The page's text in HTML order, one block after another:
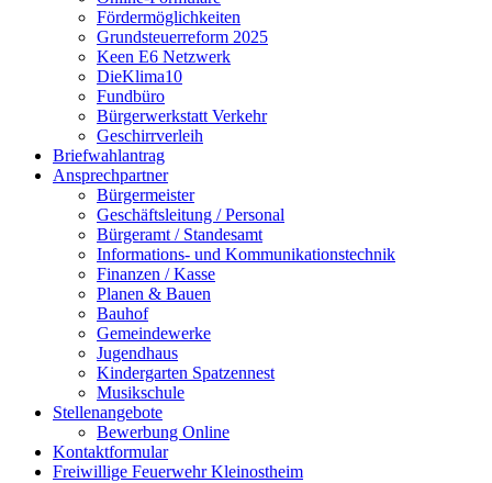
Fördermöglichkeiten
Grundsteuerreform 2025
Keen E6 Netzwerk
DieKlima10
Fundbüro
Bürgerwerkstatt Verkehr
Geschirrverleih
Briefwahlantrag
Ansprechpartner
Bürgermeister
Geschäftsleitung / Personal
Bürgeramt / Standesamt
Informations- und Kommunikationstechnik
Finanzen / Kasse
Planen & Bauen
Bauhof
Gemeindewerke
Jugendhaus
Kindergarten Spatzennest
Musikschule
Stellenangebote
Bewerbung Online
Kontaktformular
Freiwillige Feuerwehr Kleinostheim